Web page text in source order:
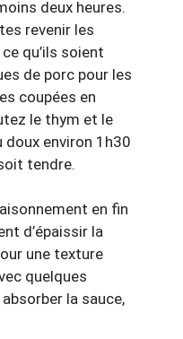
deux heures.
revenir les
qu’ils soient
de porc pour les
coupées en
le thym et le
environ 1h30
tendre.
en fin
d’épaissir la
une texture
quelques
la sauce,